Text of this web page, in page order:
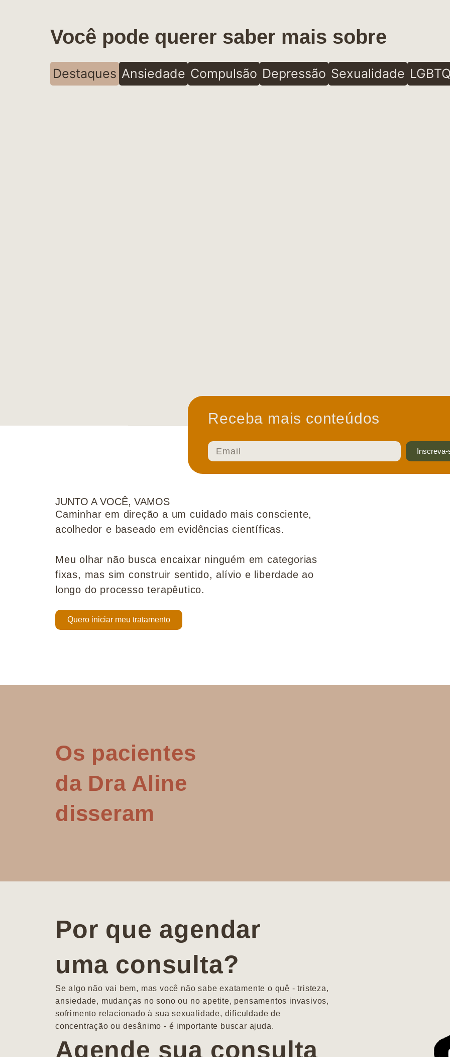
Você pode querer saber mais sobre
Destaques Ansiedade Compulsão Depressão Sexualidade
Receba mais conteúdos
Inscreva-
JUNTO A VOCÊ, VAMOS
Caminhar em direção a um cuidado mais consciente,
acolhedor e baseado em evidências científicas.
Meu olhar não busca encaixar ninguém em categorias
fixas, mas sim construir sentido, alívio e liberdade ao
longo do processo terapêutico.
Quero iniciar meu tratamento
Os pacientes
da Dra Aline
disseram
Por que agendar
uma consulta?
Se algo não vai bem, mas você não sabe exatamente o quê - tristeza,
ansiedade, mudanças no sono ou no apetite, pensamentos invasivos,
sofrimento relacionado à sua sexualidade, dificuldade de
concentração ou desânimo - é importante buscar ajuda.
Agende sua consulta